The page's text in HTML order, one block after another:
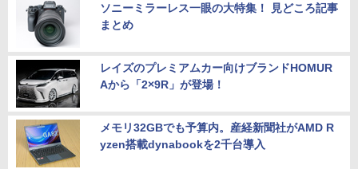
ソニーミラーレス一眼の大特集！ 見どころ記事
まとめ
レイズのプレミアムカー向けブランドHOMUR
Aから「2×9R」が登場！
メモリ32GBでも予算内。産経新聞社がAMD R
yzen搭載dynabookを2千台導入